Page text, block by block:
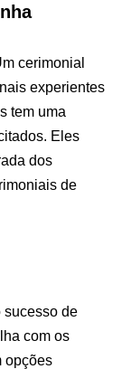
cerimonial
experientes
tem uma
Eles
dos
de
sucesso de
com os
opções